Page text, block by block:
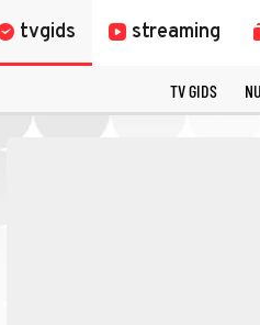
tvgids streaming
TV GIDS